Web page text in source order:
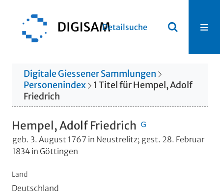
Detailsuche
Digitale Giessener Sammlungen
Personenindex
1 TitelfürHempel, Adolf
Friedrich
Hempel, Adolf Friedrich
geb. 3. August 1767 in Neustrelitz; gest. 28. Februar
1834 in Göttingen
Land
Deutschland